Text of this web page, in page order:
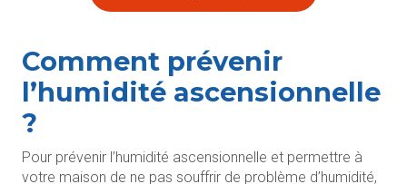
Comment prévenir
l’humidité ascensionnelle
?
Pour prévenir l’humidité ascensionnelle et permettre à
votre maison de ne pas souffrir de problème d’humidité,